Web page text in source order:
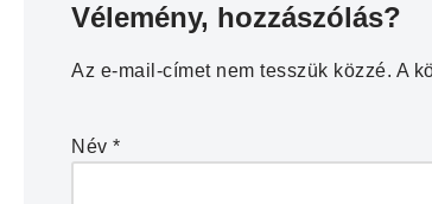
Vélemény, hozzászólás?
Az e-mail-címet nem tesszük közzé. A
Név *